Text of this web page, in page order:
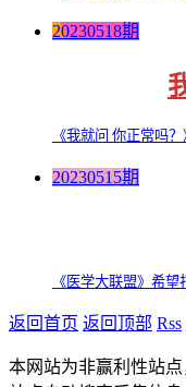
20230518期
《我就问 你正常吗？
20230515期
《医学大联盟》希望
返回首页 返回顶部 Rss
本网站为非赢利性站